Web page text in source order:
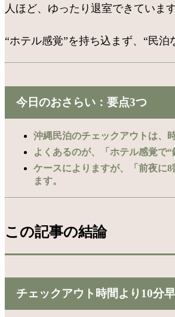
人ほど、ゆったり退室できています
“ホテル感覚”を持ち込まず、“民
今日のおさらい：要点3つ
沖縄民泊のチェックアウトは、
よくあるのが、「ホテル感覚で
ケースによりますが、「前夜に
ます。
この記事の結論
チェックアウト時間より10分